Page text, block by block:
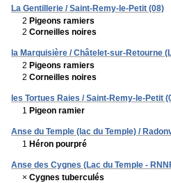
La Gentillerie / Saint-Remy-le-Petit (08)
2 Pigeons ramiers
2 Corneilles noires
la Marquisière / Châtelet-sur-Retourne
2 Pigeons ramiers
2 Corneilles noires
les Tortues Raies / Saint-Remy-le-Petit
1 Pigeon ramier
Anse du Temple (lac du Temple) /
1 Héron pourpré
Anse des Cygnes (Lac du Temple -
× Cygnes tuberculés